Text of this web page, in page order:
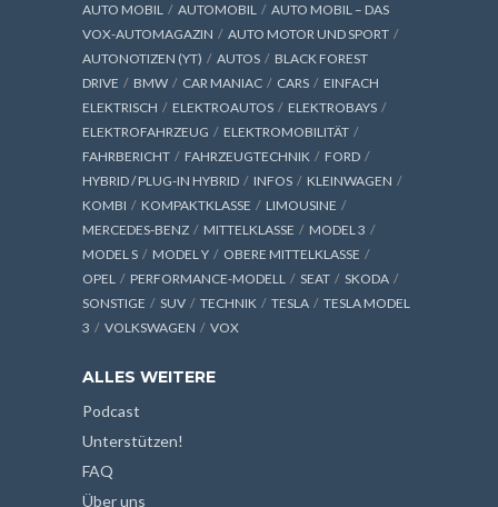
AUTO MOBIL
AUTOMOBIL
AUTO MOBIL – DAS
VOX-AUTOMAGAZIN
AUTO MOTOR UND SPORT
AUTONOTIZEN (YT)
AUTOS
BLACK FOREST
DRIVE
BMW CAR MANIAC CARS
EINFACH
ELEKTRISCH
ELEKTROAUTOS
ELEKTROBAYS
ELEKTROFAHRZEUG
ELEKTROMOBILITÄT
FAHRBERICHT
FAHRZEUGTECHNIK
FORD
HYBRID / PLUG-IN HYBRID
INFOS
KLEINWAGEN
KOMBI
KOMPAKTKLASSE
LIMOUSINE
MERCEDES-BENZ
MITTELKLASSE
MODEL 3
MODEL S
MODEL Y
OBERE MITTELKLASSE
OPEL
PERFORMANCE-MODELL SEAT
SKODA
SONSTIGE
SUV TECHNIK TESLA
TESLA MODEL
3
VOLKSWAGEN VOX
ALLES WEITERE
Podcast
Unterstützen!
FAQ
Über uns